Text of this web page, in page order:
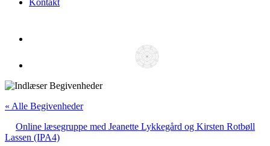
« Alle Begivenheder
Online læsegruppe med Jeanette Lykkegård og Kirsten Rotbøll
Lassen (IPA4)